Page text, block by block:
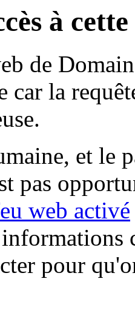
à
de
car la
et le
pas
web activé
pour